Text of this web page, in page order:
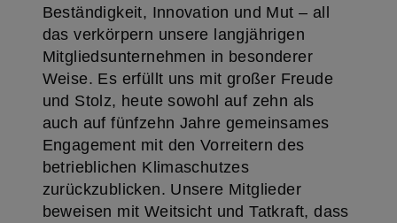
Beständigkeit, Innovation und Mut – all
das verkörpern unsere langjährigen
Mitgliedsunternehmen in besonderer
Weise. Es erfüllt uns mit großer Freude
und Stolz, heute sowohl auf zehn als
auch auf fünfzehn Jahre gemeinsames
Engagement mit den Vorreitern des
betrieblichen Klimaschutzes
zurückzublicken. Unsere Mitglieder
beweisen mit Weitsicht und Tatkraft, dass